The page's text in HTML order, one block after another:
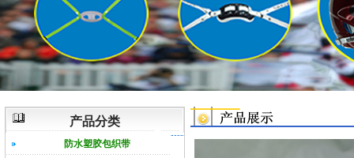
产品分类
防水塑胶包织带